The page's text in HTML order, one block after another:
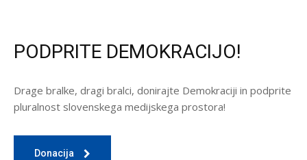
PODPRITE DEMOKRACIJO!
Drage bralke, dragi bralci, donirajte Demokraciji in podprite
pluralnost slovenskega medijskega prostora!
Donacija